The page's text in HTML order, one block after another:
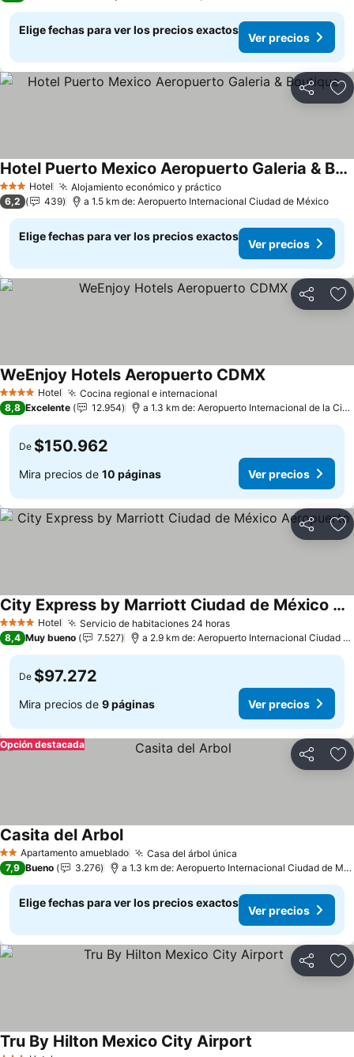
Elige fechas para ver los precios exactos
Ver precios
Compartir
3 Estrellas
Hotel Alojamiento económico y prácticoVer precios
Hotel Puerto Mexico Aeropuerto Galeria & Boutique
Ver precios
6,2 439 a 1.5 km de: Aeropuerto Internacional Ciudad de México
Elige fechas para ver los precios exactos
Ver precios
Compartir
4 EstrellasHotel Cocina regional e internacional
WeEnjoy Hotels Aeropuerto CDMXVer precios
8,8 Excelente 12.954 a 1.3 km de: Aeropuerto Internacional de la
De $150.962
Mira precios de 10 páginas Ver precios
Compartir
4 EstrellasHotel Servicio de habitaciones 24 horasVer precios
City Express by Marriott Ciudad de México Aeropuerto
Ver precios
8,4 Muy bueno 7.527 a 2.9 km de: Aeropuerto Internacional Ciudad
De $97.272
Mira precios de 9 páginas Ver precios
Compartir
Opción destacada
2 EstrellasApartamento amueblado Casa del árbol única
Casita del ArbolVer precios
7,9 Bueno 3.276 a 1.3 km de: Aeropuerto Internacional Ciudad de
Elige fechas para ver los precios exactos
Ver precios
Compartir
Tru By Hilton Mexico City Airport